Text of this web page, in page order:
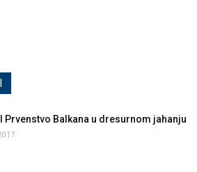
Prvenstvo Balkana u dresurnom jahanju